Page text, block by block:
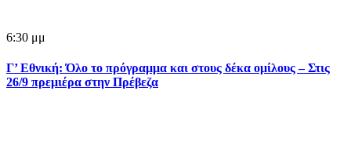
6:30 μμ
Γ’ Εθνική: Όλο το πρόγραμμα και στους δέκα ομίλους – Στις
26/9 πρεμιέρα στην Πρέβεζα